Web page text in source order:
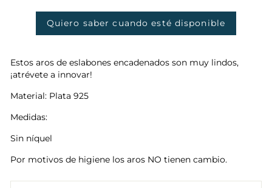
Quiero saber cuando esté disponible
Estos aros de eslabones encadenados son muy lindos,
¡atrévete a innovar!
Material: Plata 925
Medidas:
Sin níquel
Por motivos de higiene los aros NO tienen cambio.